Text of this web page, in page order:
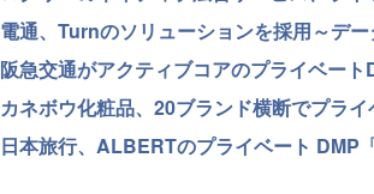
電通、Turnのソリューションを採用～デ
阪急交通がアクティブコアのプライベー
カネボウ化粧品、20ブランド横断でプラ
日本旅行、ALBERTのプライベート DMP